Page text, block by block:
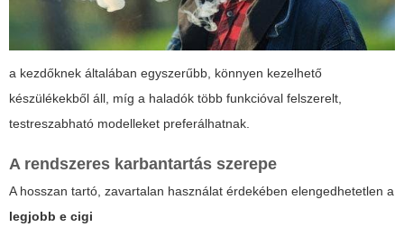
a kezdőknek általában egyszerűbb, könnyen kezelhető
készülékekből áll, míg a haladók több funkcióval felszerelt,
testreszabható modelleket preferálhatnak.
A rendszeres karbantartás szerepe
A hosszan tartó, zavartalan használat érdekében elengedhetetlen a
legjobb e cigi